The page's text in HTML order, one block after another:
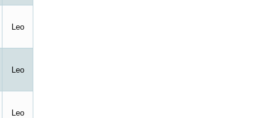
Leo
Leo
Leo